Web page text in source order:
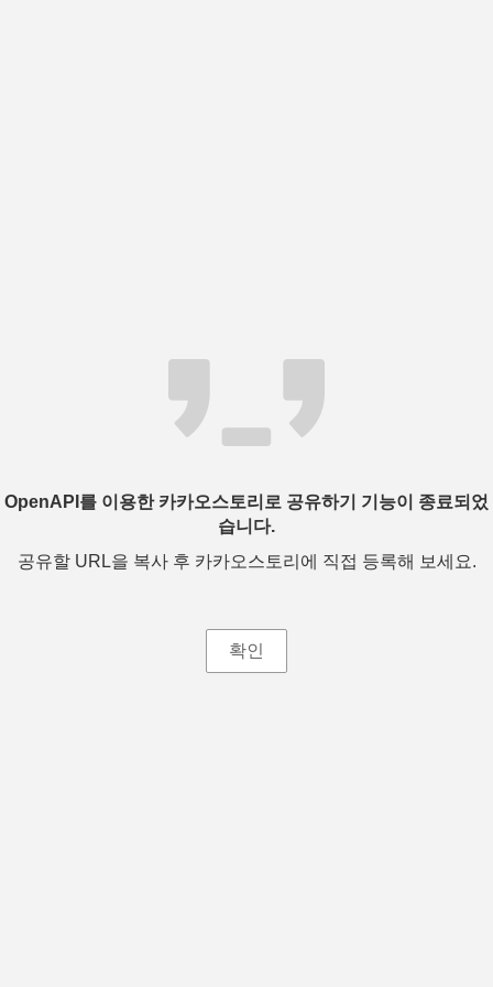
OpenAPI를 이용한 카카오스토리로 공유하기 기능이 종료되었
습니다.
공유할 URL을 복사 후 카카오스토리에 직접 등록해 보세요.
확인